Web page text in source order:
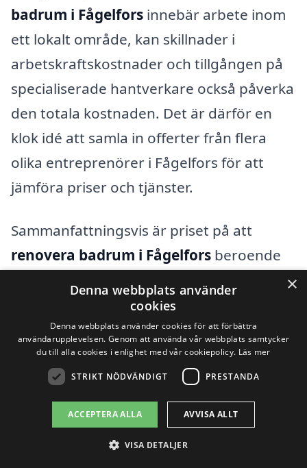
badrum i Fågelfors innebär arbete inom
ett lokalt område, kan skillnader i
arbetskraftskostnader och tillgången på
specialiserade hantverkare också påverka
den totala kostnaden. Det är därför en
klok idé att samla in offerter från flera
olika entreprenörer i Fågelfors för att
jämföra priser och tjänster.
Sammanfattningsvis är priset på att
renovera badrum i Fågelfors beroende
av en mängd variabler, inklusive material,
arbetsinsats och entreprenörens
bakgrund. Genom att noggrant utvärdera
dina behov och preferenser, och genom
att inhämtar flera offerter, kan du
säkerställa att du får ett bra pris för din
badrumsrenovering.
×
Denna webbplats använder
cookies
Denna webbplats använder cookies för att förbättra
användarupplevelsen. Genom att använda vår webbplats samtycker
du till alla cookies i enlighet med vår cookiepolicy. Läs mer
STRIKT NÖDVÄNDIGT PRESTANDA
ACCEPTERA ALLA AVVISA ALLT
VISA DETALJER